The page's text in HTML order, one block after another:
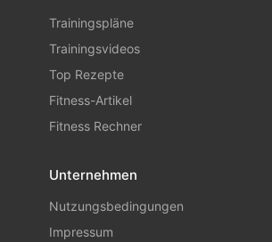
Trainingspläne
Trainingsvideos
Top Rezepte
Fitness-Artikel
Fitness Rechner
Unternehmen
Nutzungsbedingungen
Impressum